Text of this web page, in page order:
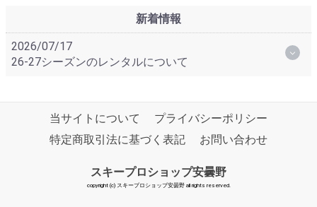
新着情報
2026/07/17
26-27シーズンのレンタルについて
当サイトについて
プライバシーポリシー
特定商取引法に基づく表記
お問い合わせ
スキープロショップ安曇野
copyright (c) スキープロショップ安曇野 all rights reserved.